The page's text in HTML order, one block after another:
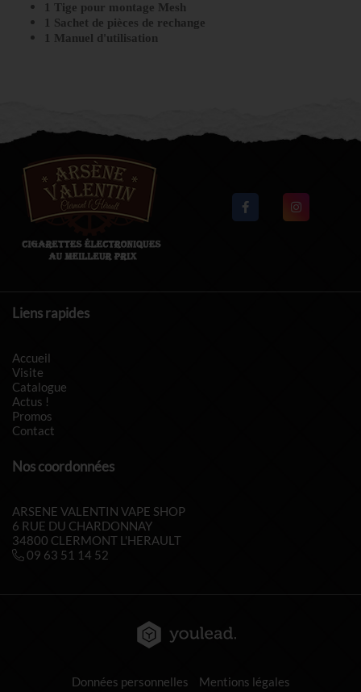
1 Tige pour montage Mesh
1 Sachet de pièces de rechange
1 Manuel d'utilisation
Liens rapides
Accueil
Visite
Catalogue
Actus !
Promos
Contact
Nos coordonnées
ARSENE VALENTIN VAPE SHOP
6 RUE DU CHARDONNAY
34800 CLERMONT L'HERAULT
09 63 51 14 52
Données personnelles
Mentions légales